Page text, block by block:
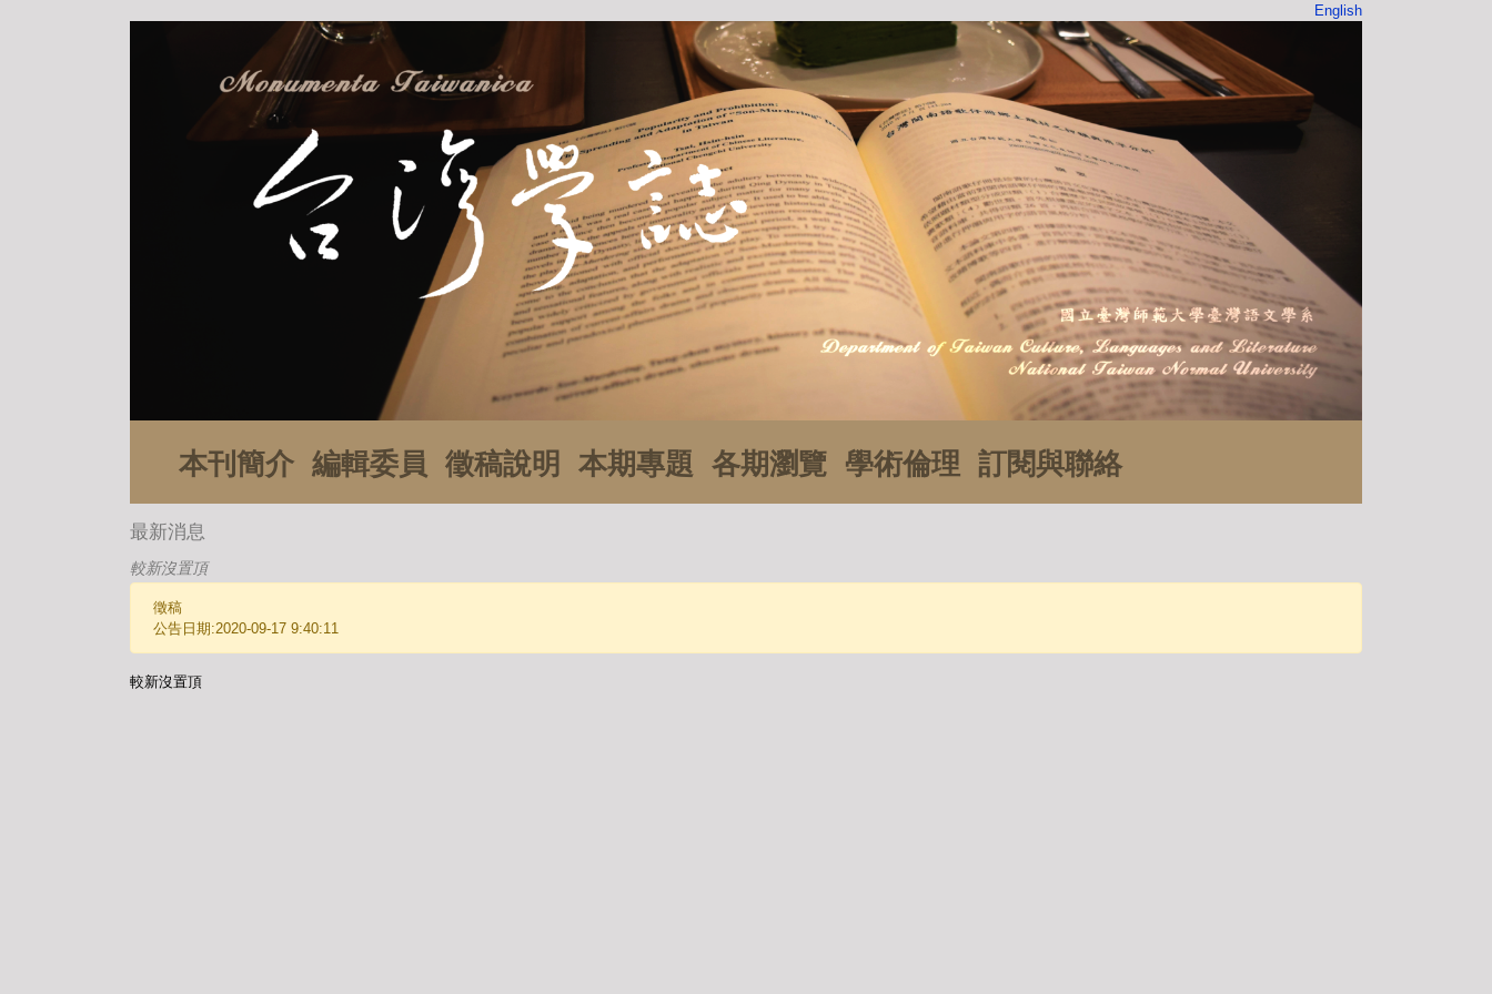
English
本刊簡介 編輯委員 徵稿說明 本期專題 各期瀏覽 學術倫理 訂閱與聯絡
最新消息
較新沒置頂
徵稿
公告日期:2020-09-17 9:40:11
較新沒置頂